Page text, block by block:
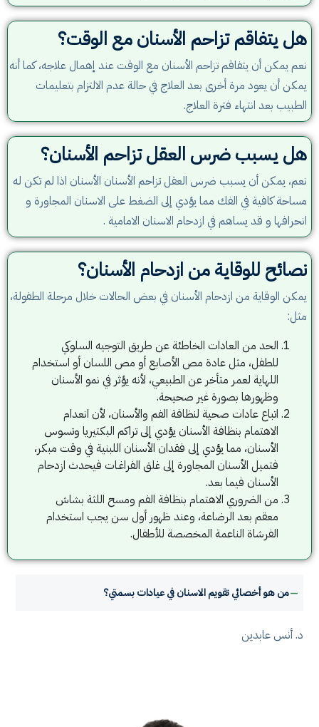
هل يتفاقم تزاحم الأسنان مع الوقت؟
نعم يمكن أن يتفاقم تزاحم الأسنان مع الوقت عند إهمال علاجه، كما أنه
يمكن أن يعود مرة أخرى بعد العلاج في حالة عدم الالتزام بتعليمات
الطبيب بعد انتهاء فترة العلاج.
هل يسبب ضرس العقل تزاحم الأسنان؟
نعم، يمكن أن يسبب ضرس العقل تزاحم الأسنان الأسنان اذا لم تكن له
مساحة كافية في الفك مما يؤدي إلى الضغط على الاسنان المجاورة و
انحرافها و قد يساهم في ازدحام الاسنان الامامية .
نصائح للوقاية من ازدحام الأسنان؟
يمكن الوقاية من ازدحام الأسنان في بعض الحالات خلال مرحلة الطفولة،
مثل:
الحد من العادات الخاطئة عن طريق التوجيه السلوكي
للطفل، مثل عادة مص الأصابع أو مص اللسان أو استخدام
اللهاية لعمر متأخر عن الطبيعي، لأنه يؤثر في نمو الأسنان
وظهورها بصورة غير صحيحة.
اتباع عادات صحية لنظافة الفم والأسنان، لأن انعدام
الاهتمام بنظافة الأسنان يؤدي إلى تراكم البكتيريا وتسوس
الأسنان، مما يؤدي إلى فقدان الأسنان اللبنية في وقت مبكر،
فتميل الأسنان المجاورة إلى غلق الفراغـات فيحدث ازدحام
الأسنان فيما بعد.
من الضروري الاهتمام بنظافة الفم ومسح اللثة بشاش
معقم بعد الرضاعة، وعند ظهور أول سن يجب استخدام
الفرشاة الناعمة المخصصة للأطفال.
من هو أخصائي تقويم الاسنان في عيادات بسمتي؟
د. أنس عابدين